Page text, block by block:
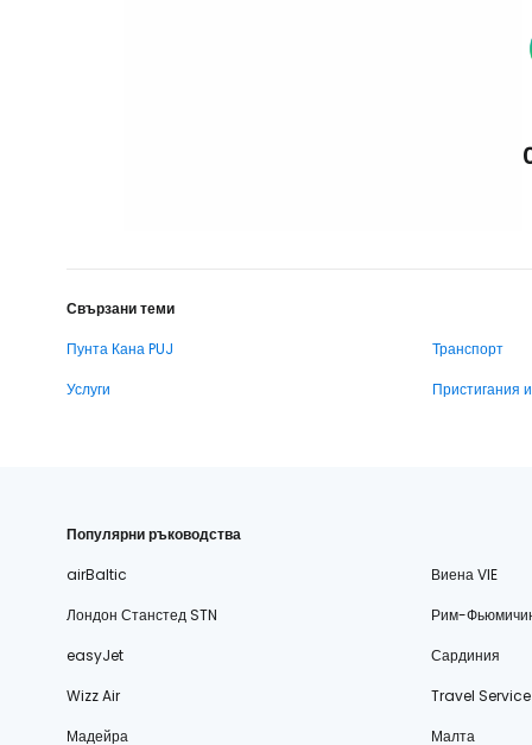
Свързани теми
Пунта Кана PUJ
Транспорт
Услуги
Пристигания
Популярни ръководства
airBaltic
Виена VIE
Лондон Станстед STN
Рим-
easyJet
Сардиния
Wizz Air
Travel Service
Мадейра
Малта